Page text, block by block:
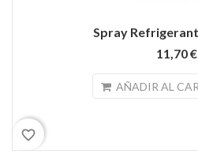
Spray
11,70 €
AÑADIR AL
favorite_border